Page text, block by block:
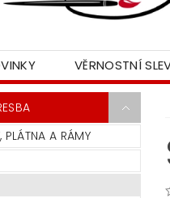
VĚRNOSTNÍ
PLÁTNA A RÁMY